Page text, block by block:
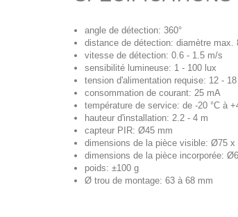
angle de détection: 360°
distance de détection: diamètre max.
vitesse de détection: 0.6 - 1.5 m/s
sensibilité lumineuse: 1 - 100 lux
tension d'alimentation requise: 12 -
consommation de courant: 25 mA
température de service: de -20 °C à
hauteur d'installation: 2.2 - 4 m
capteur PIR: Ø45 mm
dimensions de la pièce visible: Ø75 x
dimensions de la pièce incorporée:
poids: ±100 g
Ø trou de montage: 63 à 68 mm